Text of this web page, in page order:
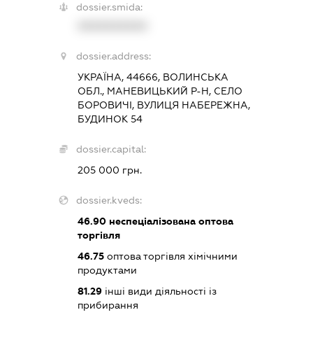
dossier.smida:
dossier.address:
УКРАЇНА, 44666, ВОЛИНСЬКА
ОБЛ., МАНЕВИЦЬКИЙ Р-Н, СЕЛО
БОРОВИЧІ, ВУЛИЦЯ НАБЕРЕЖНА,
БУДИНОК 54
dossier.capital:
205 000 грн.
dossier.kveds:
46.90 неспеціалізована оптова
торгівля
46.75 оптова торгівля хімічними
продуктами
81.29 інші види діяльності із
прибирання